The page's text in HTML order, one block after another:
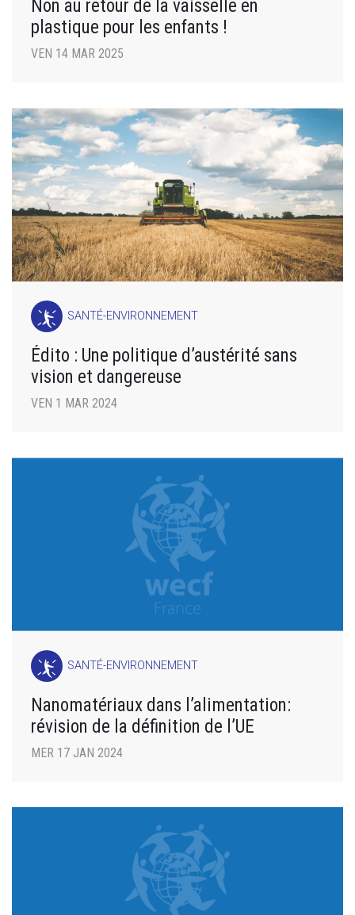
Non au retour de la vaisselle en
plastique pour les enfants !
VEN 14 MAR 2025
SANTÉ-ENVIRONNEMENT
Édito : Une politique d’austérité sans
vision et dangereuse
VEN 1 MAR 2024
SANTÉ-ENVIRONNEMENT
Nanomatériaux dans l’alimentation:
révision de la définition de l’UE
MER 17 JAN 2024